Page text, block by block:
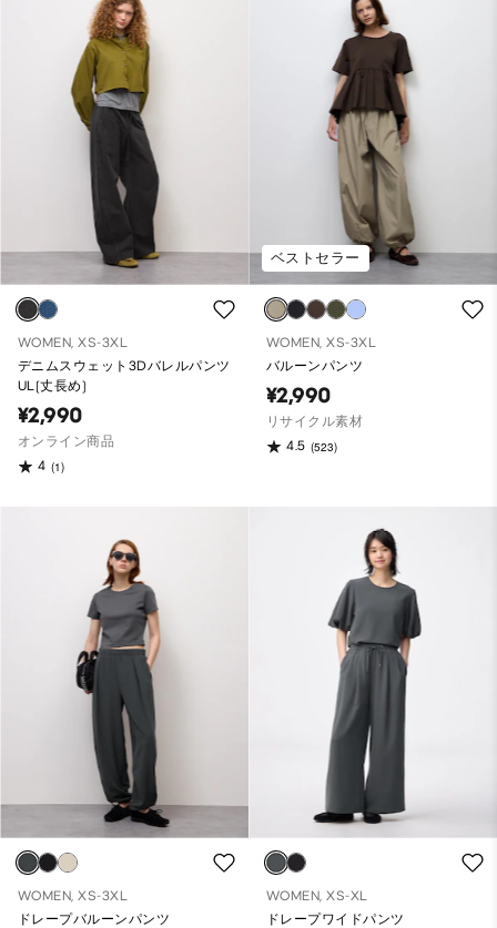
WOMEN, XS-3XL
デニムスウェット3Dバレルパンツ
UL(丈長め)
¥2,990
オンライン商品
4 (1)
ベストセラー
WOMEN, XS-3XL
バルーンパンツ
¥2,990
リサイクル素材
4.5 (523)
WOMEN, XS-3XL
ドレープバルーンパンツ
WOMEN, XS-XL
ドレープワイドパンツ